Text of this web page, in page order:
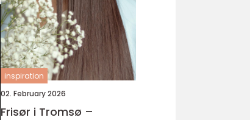
inspiration
02. February 2026
Frisør i Tromsø –